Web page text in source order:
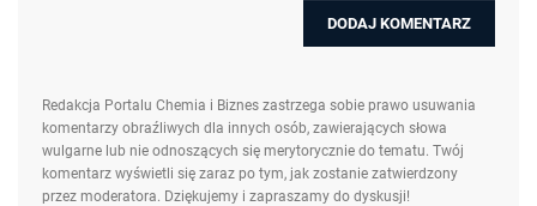
Redakcja Portalu Chemia i Biznes zastrzega sobie prawo usuwania
komentarzy obraźliwych dla innych osób, zawierających słowa
wulgarne lub nie odnoszących się merytorycznie do tematu. Twój
komentarz wyświetli się zaraz po tym, jak zostanie zatwierdzony
przez moderatora. Dziękujemy i zapraszamy do dyskusji!